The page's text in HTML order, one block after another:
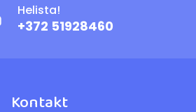
Helista!
+372 51928460
Kontakt